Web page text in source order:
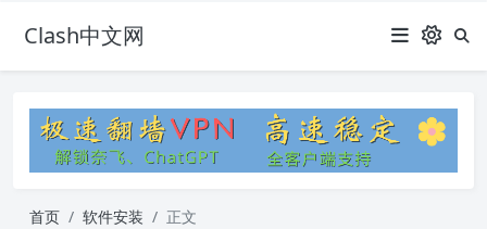
Clash中文网
首页 软件安装 正文